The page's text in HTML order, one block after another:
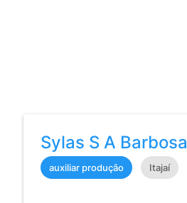
Sylas S A Barbosa
auxiliar produção Itajaí